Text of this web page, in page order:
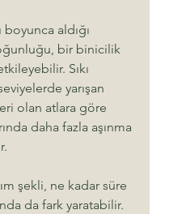
boyunca aldığı
bir binicilik
Sıkı
yarışan
olan atlara göre
daha fazla aşınma
şekli, ne kadar süre
da fark yaratabilir.